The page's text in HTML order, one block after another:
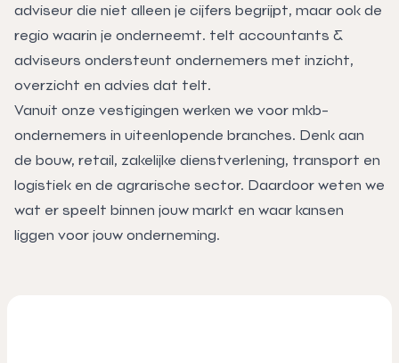
adviseur die niet alleen je cijfers begrijpt, maar ook de
regio waarin je onderneemt. telt accountants &
adviseurs ondersteunt ondernemers met inzicht,
overzicht en advies dat telt.
Vanuit onze vestigingen werken we voor mkb-
ondernemers in uiteenlopende branches. Denk aan
de bouw, retail, zakelijke dienstverlening, transport en
logistiek en de agrarische sector. Daardoor weten we
wat er speelt binnen jouw markt en waar kansen
liggen voor jouw onderneming.